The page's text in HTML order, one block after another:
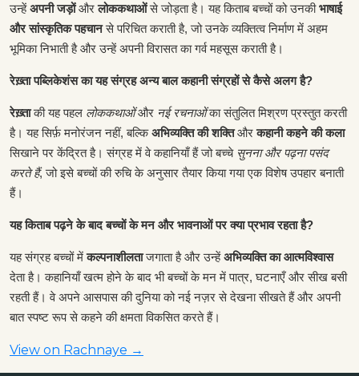
उन्हेंअपनी जड़ोंऔरलोककथाओंसे जोड़ता है। यह किताब बच्चों को उनकीभाषाई
और सांस्कृतिक पहचानसे परिचित कराती है, जो उनके व्यक्तित्व निर्माण में अहम
भूमिका निभाती है और उन्हें अपनी विरासत का गर्व महसूस कराती है।
रेख़्ता पब्लिकेशंस का यह संग्रह अन्य बाल कहानी संग्रहों से कैसे अलग है?
रेख़्ताकी यह पहल लोककथाओंऔर नई रचनाओंका संतुलित मिश्रण प्रस्तुत करती
है। यह सिर्फ़ मनोरंजन नहीं, बल्किअभिव्यक्ति की शक्तिऔरकहानी कहने की कला
सिखाने पर केंद्रित है। संग्रह में वे कहानियाँ हैं जो बच्चे सुनना और पढ़ना पसंद
करते हैं, जो इसे बच्चों की रुचि के अनुसार तैयार किया गया एक विशेष उपहार बनाती
हैं।
यह किताब पढ़ने के बाद बच्चों के मन और भावनाओं पर क्या प्रभाव रहता है?
यह संग्रह बच्चों मेंकल्पनाशीलताजगाता है और उन्हेंअभिव्यक्ति का आत्मविश्वास
देता है। कहानियाँ खत्म होने के बाद भी बच्चों के मन में पात्र, घटनाएँ और सीख बसी
रहती हैं। वे अपने आसपास की दुनिया को नई नज़र से देखना सीखते हैं और अपनी
बात स्पष्ट रूप से कहने की क्षमता विकसित करते हैं।
View on Rachnaye →